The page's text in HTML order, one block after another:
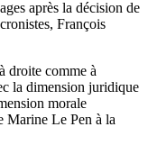
après la décision de
François
droite comme à
la dimension juridique
morale
Marine Le Pen à la